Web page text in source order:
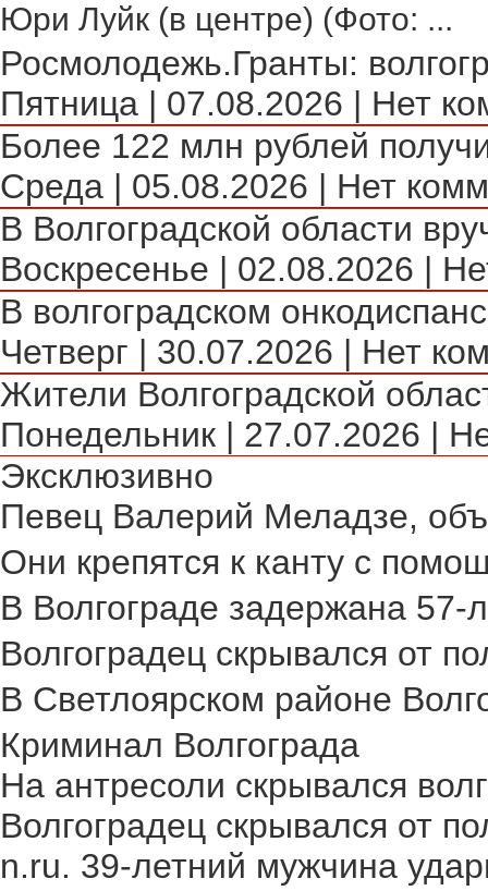
Юри Луйк (в центре) (Фото: ...
Росмолодежь.Гранты:
Пятница | 07.08.2026 | Нет
Более 122 млн рублей
Среда | 05.08.2026 | Нет
В Волгоградской области
Воскресенье | 02.08.2026 |
В волгоградском
Четверг | 30.07.2026 | Нет
Жители Волгоградской
Понедельник | 27.07.2026 |
Эксклюзивно
Певец Валерий Меладзе,
Они крепятся к канту с
В Волгограде задержана 57-
Волгоградец скрывался от
В Светлоярском районе
Криминал Волгограда
На антресоли скрывался
Волгоградец скрывался от
n.ru. 39-летний мужчина